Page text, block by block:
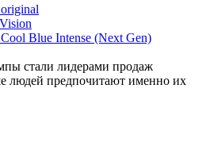
Blue Intense (Next Gen)
стали лидерами продаж
людей предпочитают именно их